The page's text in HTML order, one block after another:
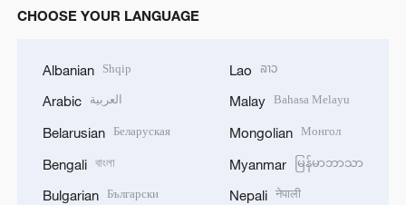
CHOOSE YOUR LANGUAGE
Albanian Shqip
Arabic العربية
Belarusian Беларуская
Bengali বাংলা
Bulgarian Български
Lao ລາວ
Malay Bahasa Melayu
Mongolian Монгол
Myanmar မြန်မာဘာသာ
Nepali नेपाली